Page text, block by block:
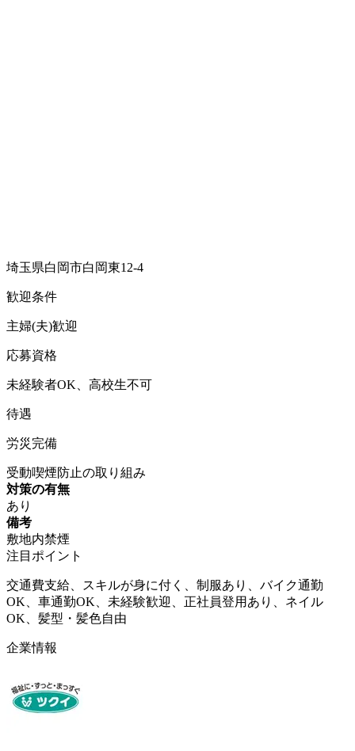
埼玉県白岡市白岡東12-4
歓迎条件
主婦(夫)歓迎
応募資格
未経験者OK、高校生不可
待遇
労災完備
受動喫煙防止の取り組み
対策の有無
あり
備考
敷地内禁煙
注目ポイント
交通費支給、スキルが身に付く、制服あり、バイク通勤
OK、車通勤OK、未経験歓迎、正社員登用あり、ネイル
OK、髪型・髪色自由
企業情報